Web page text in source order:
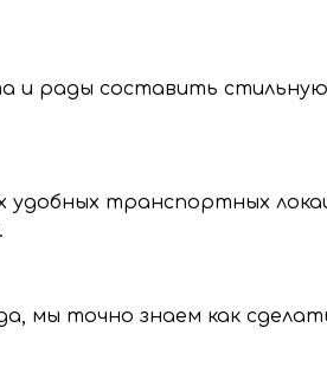
и передачу
данных.
и рады составить
удобных транспортных
мы точно знаем как